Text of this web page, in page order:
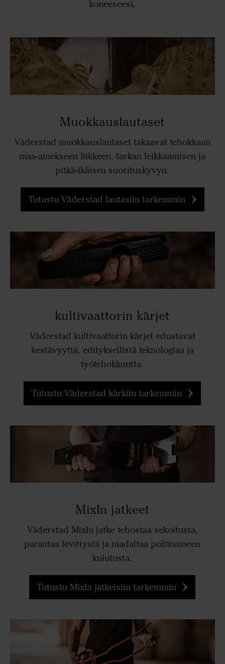
koneeseesi.
Muokkauslautaset
Väderstad muokkauslautaset takaavat tehokkaan
maa-ainekseen liikkeen, tarkan leikkaamisen ja
pitkä-ikäisen suorituskyvyn.
Tutustu Väderstad lautasiin tarkemmin
kultivaattorin kärjet
Väderstad kultivaattorin kärjet edustavat
kestävyyttä, edityksellistä teknologiaa ja
työtehokkuutta.
Tutustu Väderstad kärkiin tarkemmin
MixIn jatkeet
Väderstad MixIn jatke tehostaa sekoitusta,
parantaa levittystä ja madaltaa polttoaineen
kulutusta.
Tutustu MixIn jatkeisiin tarkemmin